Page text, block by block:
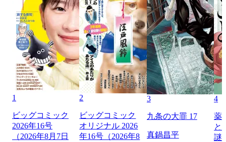
1
ビッグコミック
2026年16号
（2026年8月7日
2
ビッグコミック
オリジナル 2026
年16号（2026年8
3
九条の大罪 17
真鍋昌平
4
薬
と
謎